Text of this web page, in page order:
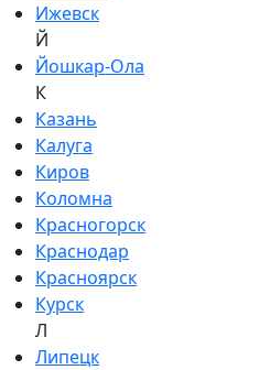
Ижевск
Й
Йошкар-Ола
К
Казань
Калуга
Киров
Коломна
Красногорск
Краснодар
Красноярск
Курск
Л
Липецк